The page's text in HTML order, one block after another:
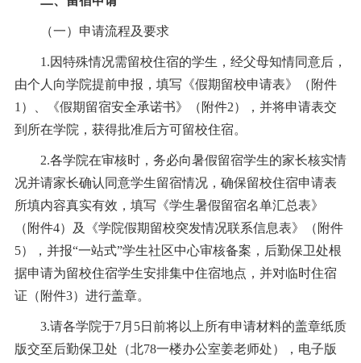
（一）申请流程及要求
1.因特殊情况需留校住宿的学生，经父母知情同意后，
由个人向学院提前申报，填写《假期留校申请表》（附件
1）、《假期留宿安全承诺书》（附件2），并将申请表交
到所在学院，获得批准后方可留校住宿。
2.各学院在审核时，务必向暑假留宿学生的家长核实情
况并请家长确认同意学生留宿情况，确保留校住宿申请表
所填内容真实有效，填写《学生暑假留宿名单汇总表》
（附件4）及《学院假期留校突发情况联系信息表》（附件
5），并报“一站式”学生社区中心审核备案，后勤保卫处根
据申请为留校住宿学生安排集中住宿地点，并对临时住宿
证（附件3）进行盖章。
3.请各学院于7月5日前将以上所有申请材料的盖章纸质
版交至后勤保卫处（北78一楼办公室姜老师处），电子版